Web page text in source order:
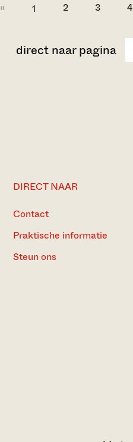
« 1 2 3 4
direct naar pagina
DIRECT NAAR
Contact
Praktische informatie
Steun ons